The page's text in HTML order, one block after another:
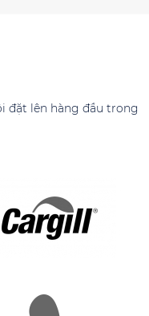
đặt lên hàng đầu trong